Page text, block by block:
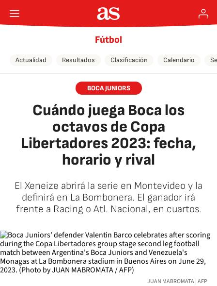
Fútbol
Actualidad Resultados Clasificación Calendario
BOCA JUNIORS
Cuándo juega Boca los
octavos de Copa
Libertadores 2023: fecha,
horario y rival
El Xeneize abrirá la serie en Montevideo y la
definirá en La Bombonera. El ganador irá
frente a Racing o Atl. Nacional, en cuartos.
JUAN MABROMATA | AFP